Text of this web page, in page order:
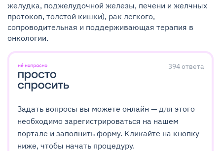
желудка, поджелудочной железы, печени и желчных
протоков, толстой кишки), рак легкого,
сопроводительная и поддерживающая терапия в
онкологии.
394ответа
Задать вопросы вы можете онлайн — для этого
необходимо зарегистрироваться на нашем
портале и заполнить форму. Кликайте на кнопку
ниже, чтобы начать процедуру.